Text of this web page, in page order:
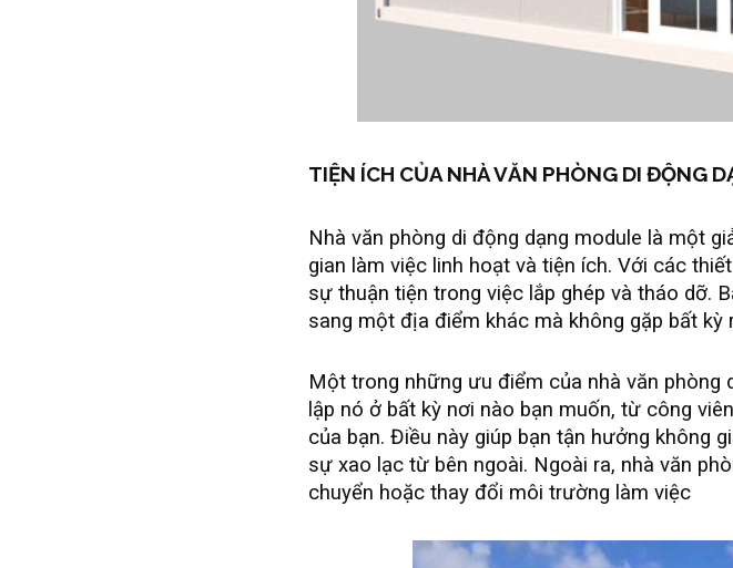
TIỆN ÍCH CỦA NHÀ VĂN PHÒNG DI ĐỘNG
Nhà văn phòng di động dạng module là một
gian làm việc linh hoạt và tiện ích. Với các
sự thuận tiện trong việc lắp ghép và tháo dỡ.
sang một địa điểm khác mà không gặp bất kỳ
Một trong những ưu điểm của nhà văn
lập nó ở bất kỳ nơi nào bạn muốn, từ công
của bạn. Điều này giúp bạn tận hưởng không
sự xao lạc từ bên ngoài. Ngoài ra, nhà văn
chuyển hoặc thay đổi môi trường làm việc